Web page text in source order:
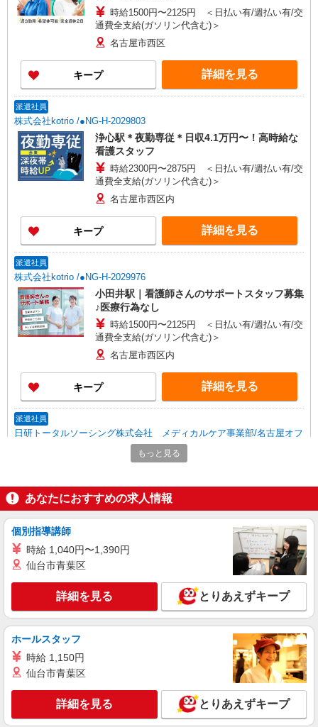
時給1500円〜2125円 ＜日払い有/週払い有/交
通費全支給(ガソリン代含む)＞
名古屋市西区
キープ 詳細を見る
派遣社員
株式会社kotrio /●NG-H-2029803
浄心駅＊夜勤専従＊日収4.1万円〜！高時給な
看護スタッフ
時給2300円〜2875円 ＜日払い有/週払い有/交
通費全支給(ガソリン代含む)＞
名古屋市西区内
キープ 詳細を見る
派遣社員
株式会社kotrio /●NG-H-2029976
小田井駅｜看護師さんのサポートスタッフ募集
♪医療行為なし
時給1500円〜2125円 ＜日払い有/週払い有/交
通費全支給(ガソリン代含む)＞
名古屋市西区内
キープ 詳細を見る
派遣社員
日研トータルソーシング株式会社 メディカルケア事業部/名古屋オフ
看護助手（病院）
愛知県名古屋市西区
詳細を見る
派遣社員
浄心駅｜看護師さんのサポートスタッフ募集♪
時給1500円〜2125円 ＜日払い有/週払い有/交
詳細を見る
派遣社員
もっと見る
あなたにおすすめの求人情報
個別指導講師
時給 1,040円〜1,390円
仙台市青葉区
詳細を見る とりあえずキープ
ホールスタッフ
時給 1,150円
仙台市青葉区
詳細を見る とりあえずキープ